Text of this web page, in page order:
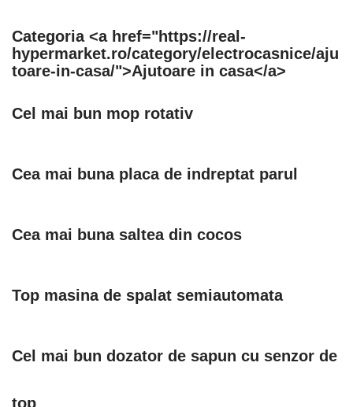
Categoria <a href="https://real-
hypermarket.ro/category/electrocasnice/aju
toare-in-casa/">Ajutoare in casa</a>
Cel mai bun mop rotativ
Cea mai buna placa de indreptat parul
Cea mai buna saltea din cocos
Top masina de spalat semiautomata
Cel mai bun dozator de sapun cu senzor de
top